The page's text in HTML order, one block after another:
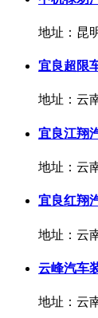
地址：昆
宜良超限
地址：云
宜良江翔
地址：云
宜良红翔
地址：云
云峰汽车
地址：云